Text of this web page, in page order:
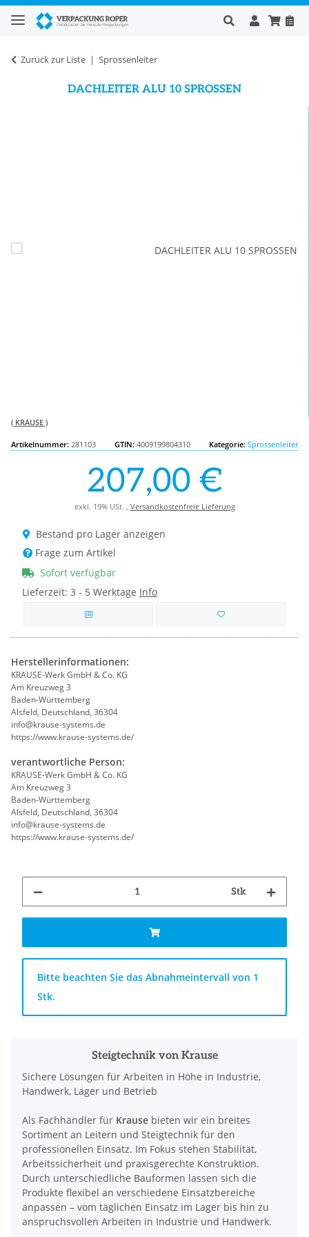
Zurück zur Liste Sprossenleiter
DACHLEITER ALU 10 SPROSSEN
( KRAUSE )
Artikelnummer: 281103 GTIN: 4009199804310 Kategorie: Sprossenleiter
207,00 €
exkl. 19% USt. , Versandkostenfreie Lieferung
Bestand pro Lager anzeigen
Frage zum Artikel
Sofort verfügbar
Lieferzeit: 3 - 5 Werktage Info
Herstellerinformationen:
KRAUSE-Werk GmbH & Co. KG
Am Kreuzweg 3
Baden-Württemberg
Alsfeld, Deutschland, 36304
info@krause-systems.de
https://www.krause-systems.de/
verantwortliche Person:
KRAUSE-Werk GmbH & Co. KG
Am Kreuzweg 3
Baden-Württemberg
Alsfeld, Deutschland, 36304
info@krause-systems.de
https://www.krause-systems.de/
Stk
x
Bitte beachten Sie das Abnahmeintervall von 1
Stk.
Steigtechnik von Krause
Sichere Lösungen für Arbeiten in Höhe in Industrie,
Handwerk, Lager und Betrieb
Als Fachhändler für Krause bieten wir ein breites
Sortiment an Leitern und Steigtechnik für den
professionellen Einsatz. Im Fokus stehen Stabilität,
Arbeitssicherheit und praxisgerechte Konstruktion.
Durch unterschiedliche Bauformen lassen sich die
Produkte flexibel an verschiedene Einsatzbereiche
anpassen – vom täglichen Einsatz im Lager bis hin zu
anspruchsvollen Arbeiten in Industrie und Handwerk.